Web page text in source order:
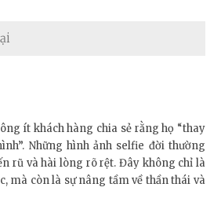
ít khách hàng chia sẻ rằng họ “thay
Những hình ảnh selfie đời thường
rũ và hài lòng rõ rệt. Đây không chỉ là
mà còn là sự nâng tầm về thần thái và